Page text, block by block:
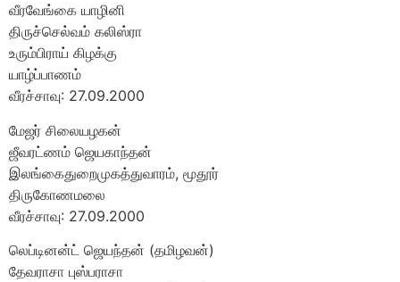
வீரவேங்கை யாழினி
திருச்செல்வம் கலிஸ்ரா
உரும்பிராய் கிழக்கு
யாழ்ப்பாணம்
வீரச்சாவு: 27.09.2000
மேஜர் சிலையழகன்
ஜீவரட்ணம் ஜெயகாந்தன்
இலங்கைதுறைமுகத்துவாரம், மூதூர்
திருகோணமலை
வீரச்சாவு: 27.09.2000
லெப்டினன்ட் ஜெயந்தன் (தமிழவன்)
தேவராசா புஸ்பராசா